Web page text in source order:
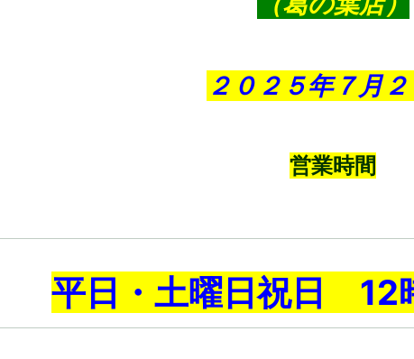
２０２５年７月２
営業時間
平日・土曜日祝日 12